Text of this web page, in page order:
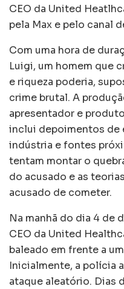
CEO da United
pela Max e pelo canal
Com uma hora de
Luigi, um homem que
e riqueza poderia,
crime brutal. A
apresentador e
inclui depoimentos de
indústria e fontes
tentam montar o
do acusado e as
acusado de cometer.
Na manhã do dia 4 de
CEO da United
baleado em frente a
Inicialmente, a polícia
ataque aleatório. Dias